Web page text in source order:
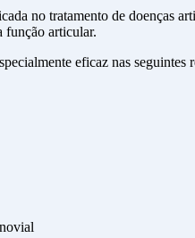
no tratamento de doenças
função articular.
eficaz nas